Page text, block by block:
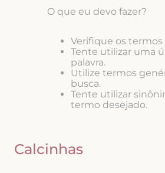
O que eu devo fazer?
Verifique os
Tente utilizar uma
palavra.
Utilize termos
busca.
Tente utilizar
termo desejado.
Calcinhas
triangulo